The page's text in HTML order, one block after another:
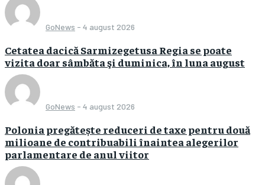
GoNews - 4 august 2026
Cetatea dacică Sarmizegetusa Regia se poate
vizita doar sâmbăta şi duminica, în luna august
GoNews - 4 august 2026
Polonia pregătește reduceri de taxe pentru două
milioane de contribuabili înaintea alegerilor
parlamentare de anul viitor